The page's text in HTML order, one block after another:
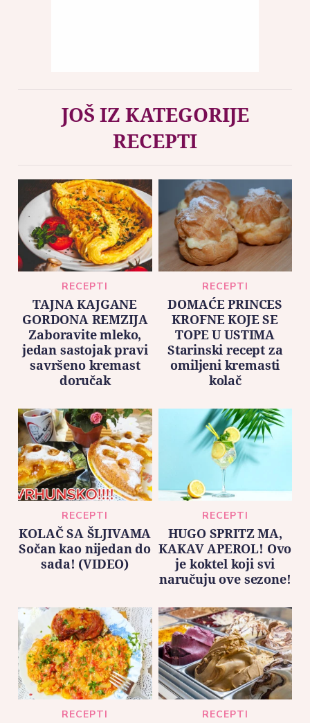
JOŠ IZ KATEGORIJE
RECEPTI
RECEPTI
TAJNA KAJGANE
GORDONA REMZIJA
Zaboravite mleko,
jedan sastojak pravi
savršeno kremast
doručak
RECEPTI
DOMAĆE PRINCES
KROFNE KOJE SE
TOPE U USTIMA
Starinski recept za
omiljeni kremasti
kolač
RECEPTI
KOLAČ SA ŠLJIVAMA
Sočan kao nijedan do
sada! (VIDEO)
RECEPTI
HUGO SPRITZ MA,
KAKAV APEROL! Ovo
je koktel koji svi
naručuju ove sezone!
RECEPTI RECEPTI